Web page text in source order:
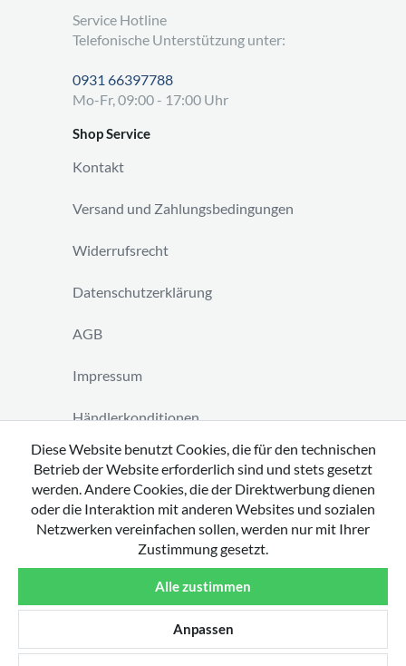
Service Hotline
Telefonische Unterstützung unter:
0931 66397788
Mo-Fr, 09:00 - 17:00 Uhr
Shop Service
Kontakt
Versand und Zahlungsbedingungen
Widerrufsrecht
Datenschutzerklärung
AGB
Impressum
Händlerkonditionen
Vertrag widerrufen
Diese Website benutzt Cookies, die für den technischen
Betrieb der Website erforderlich sind und stets gesetzt
werden. Andere Cookies, die der Direktwerbung dienen
oder die Interaktion mit anderen Websites und sozialen
Netzwerken vereinfachen sollen, werden nur mit Ihrer
Zustimmung gesetzt.